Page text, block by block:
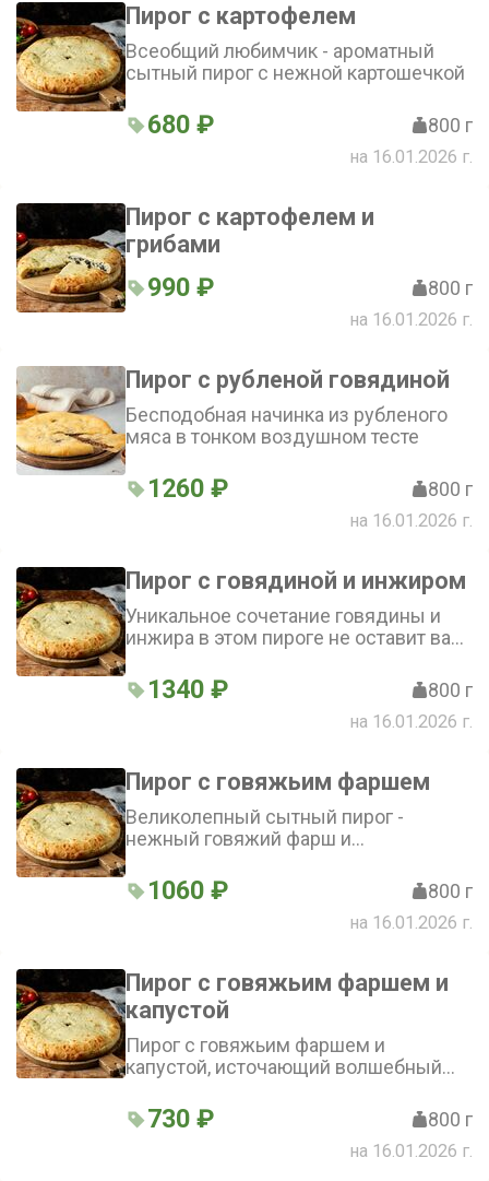
Пирог с картофелем
Всеобщий любимчик - ароматный
сытный пирог с нежной картошечкой
680 ₽ 800 г
на 16.01.2026 г.
Пирог с картофелем и
грибами
990 ₽ 800 г
на 16.01.2026 г.
Пирог с рубленой говядиной
Бесподобная начинка из рубленого
мяса в тонком воздушном тесте
1260 ₽ 800 г
на 16.01.2026 г.
Пирог с говядиной и инжиром
Уникальное сочетание говядины и
инжира в этом пироге не оставит вас
1340 ₽ 800 г
на 16.01.2026 г.
Пирог с говяжьим фаршем
Великолепный сытный пирог -
нежный говяжий фарш и
1060 ₽ 800 г
на 16.01.2026 г.
Пирог с говяжьим фаршем и
капустой
Пирог с говяжьим фаршем и
капустой, источающий волшебный
730 ₽ 800 г
на 16.01.2026 г.